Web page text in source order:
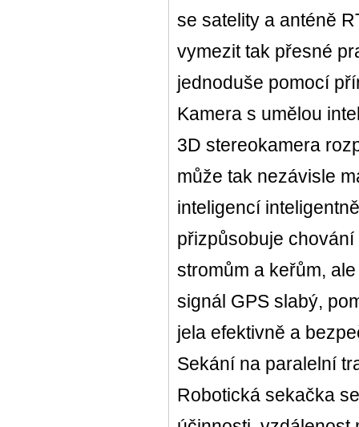
se satelity a anténě
vymezit tak přesné
jednoduše pomocí
Kamera s umělou
3D stereokamera
může tak nezávisle
inteligencí
přizpůsobuje
stromům a keřům,
signál GPS slabý,
jela efektivně a
Sekání na paralelní
Robotická sekačka